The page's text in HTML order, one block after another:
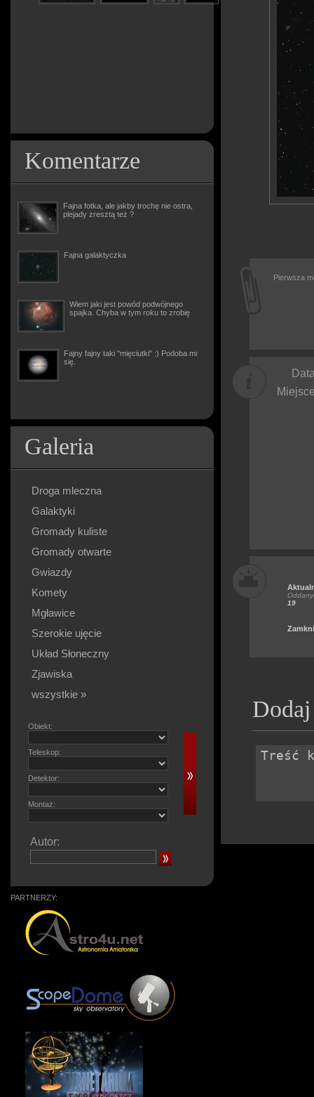
Komentarze
Fajna fotka, ale jakby trochę nie ostra,
plejady zresztą też ?
Fajna galaktyczka
Wiem jaki jest powód podwójnego
spajka. Chyba w tym roku to zrobię
Fajny fajny taki "mięciutki" :) Podoba mi
się.
Galeria
Droga mleczna
Galaktyki
Gromady kuliste
Gromady otwarte
Gwiazdy
Komety
Mgławice
Szerokie ujęcie
Układ Słoneczny
Zjawiska
wszystkie »
Obiekt:
Teleskop:
Detektor:
Montaż:
Autor:
PARTNERZY:
Pierwsza
19